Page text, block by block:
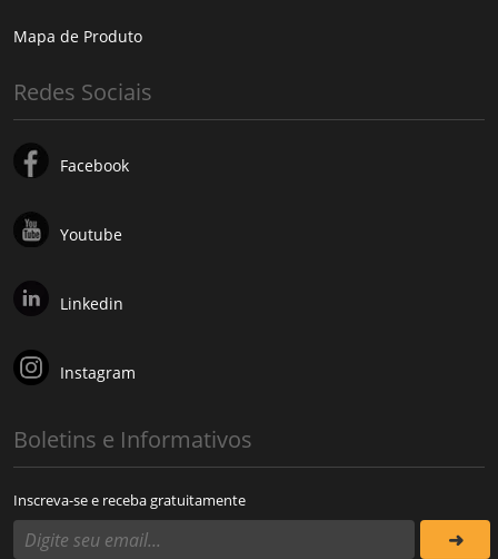
Mapa de Produto
Redes Sociais
Facebook
Youtube
Linkedin
Instagram
Boletins e Informativos
Inscreva-se e receba gratuitamente